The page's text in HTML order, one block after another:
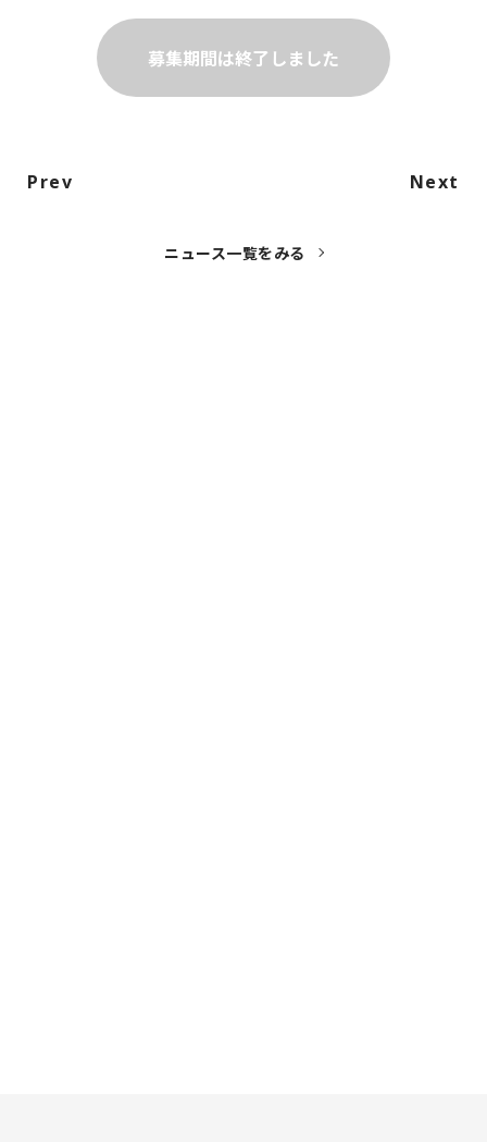
募集期間は終了しました
Prev Next
ニュース一覧をみる